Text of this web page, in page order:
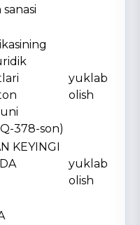
378-son)
yuklab
olish
KЕYINGI
yuklab
olish